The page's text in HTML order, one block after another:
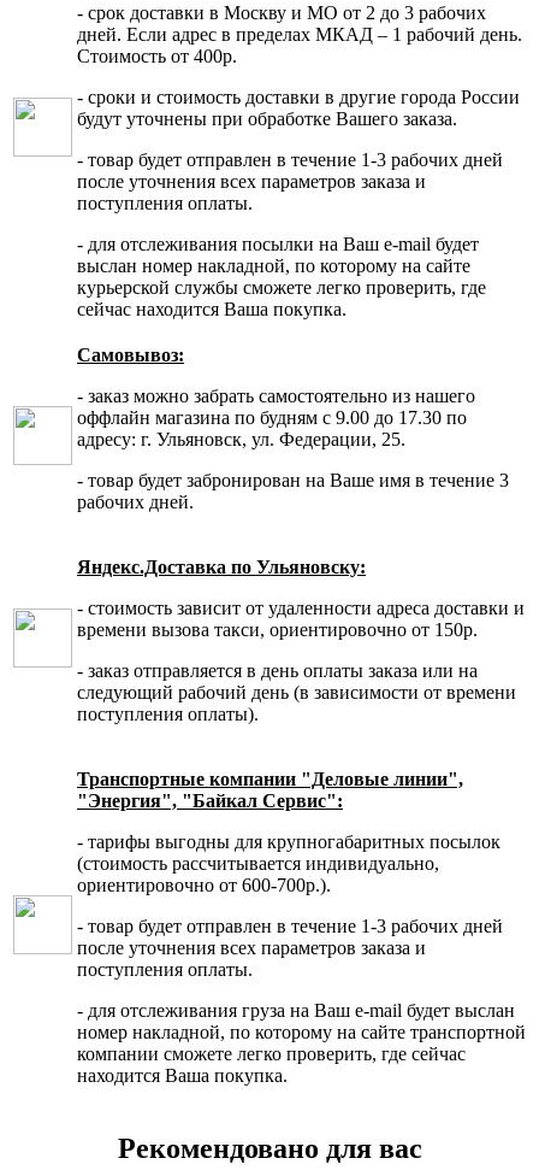
- срок доставки в Москву и МО от 2 до 3 рабочих
дней. Если адрес в пределах МКАД – 1 рабочий день.
Стоимость от 400р.
- сроки и стоимость доставки в другие города России
будут уточнены при обработке Вашего заказа.
- товар будет отправлен в течение 1-3 рабочих дней
после уточнения всех параметров заказа и
поступления оплаты.
- для отслеживания посылки на Ваш e-mail будет
выслан номер накладной, по которому на сайте
курьерской службы сможете легко проверить, где
сейчас находится Ваша покупка.
Самовывоз:
- заказ можно забрать самостоятельно из нашего
оффлайн магазина по будням с 9.00 до 17.30 по
адресу: г. Ульяновск, ул. Федерации, 25.
- товар будет забронирован на Ваше имя в течение 3
рабочих дней.
Яндекс.Доставка по Ульяновску:
- стоимость зависит от удаленности адреса доставки и
времени вызова такси, ориентировочно от 150р.
- заказ отправляется в день оплаты заказа или на
следующий рабочий день (в зависимости от времени
поступления оплаты).
Транспортные компании "Деловые линии",
"Энергия", "Байкал Сервис":
- тарифы выгодны для крупногабаритных посылок
(стоимость рассчитывается индивидуально,
ориентировочно от 600-700р.).
- товар будет отправлен в течение 1-3 рабочих дней
после уточнения всех параметров заказа и
поступления оплаты.
- для отслеживания груза на Ваш e-mail будет выслан
номер накладной, по которому на сайте транспортной
компании сможете легко проверить, где сейчас
находится Ваша покупка.
Рекомендовано для вас